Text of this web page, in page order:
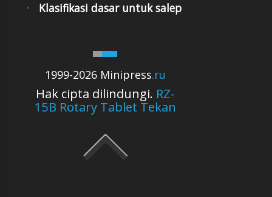
1999-2026 Minipress.ru
Hak cipta dilindungi. RZ-
15B Rotary Tablet Tekan
Klasifikasi dasar untuk salep